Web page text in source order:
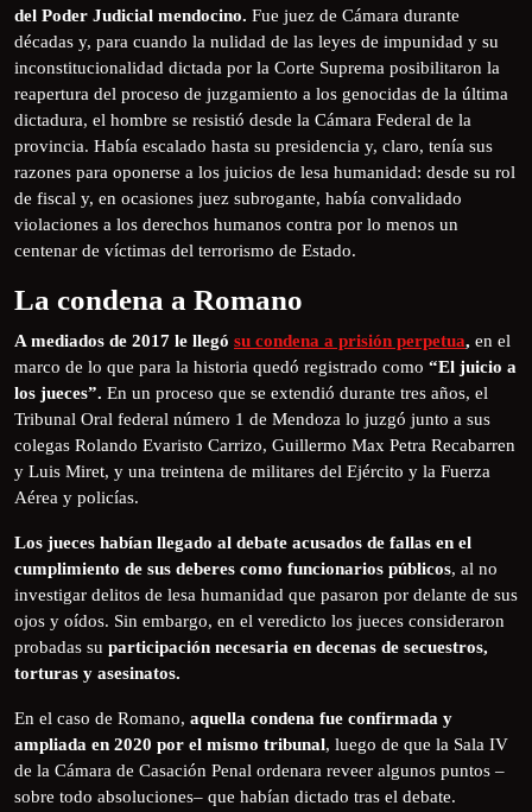
del Poder Judicial mendocino. Fue juez de Cámara durante
décadas y, para cuando la nulidad de las leyes de impunidad y su
inconstitucionalidad dictada por la Corte Suprema posibilitaron la
reapertura del proceso de juzgamiento a los genocidas de la última
dictadura, el hombre se resistió desde la Cámara Federal de la
provincia. Había escalado hasta su presidencia y, claro, tenía sus
razones para oponerse a los juicios de lesa humanidad: desde su rol
de fiscal y, en ocasiones juez subrogante, había convalidado
violaciones a los derechos humanos contra por lo menos un
centenar de víctimas del terrorismo de Estado.
La condena a Romano
A mediados de 2017 le llegó su condena a prisión perpetua, en el
marco de lo que para la historia quedó registrado como “El juicio a
los jueces”. En un proceso que se extendió durante tres años, el
Tribunal Oral federal número 1 de Mendoza lo juzgó junto a sus
colegas Rolando Evaristo Carrizo, Guillermo Max Petra Recabarren
y Luis Miret, y una treintena de militares del Ejército y la Fuerza
Aérea y policías.
Los jueces habían llegado al debate acusados de fallas en el
cumplimiento de sus deberes como funcionarios públicos, al no
investigar delitos de lesa humanidad que pasaron por delante de sus
ojos y oídos. Sin embargo, en el veredicto los jueces consideraron
probadas su participación necesaria en decenas de secuestros,
torturas y asesinatos.
En el caso de Romano, aquella condena fue confirmada y
ampliada en 2020 por el mismo tribunal, luego de que la Sala IV
de la Cámara de Casación Penal ordenara reveer algunos puntos –
sobre todo absoluciones– que habían dictado tras el debate.